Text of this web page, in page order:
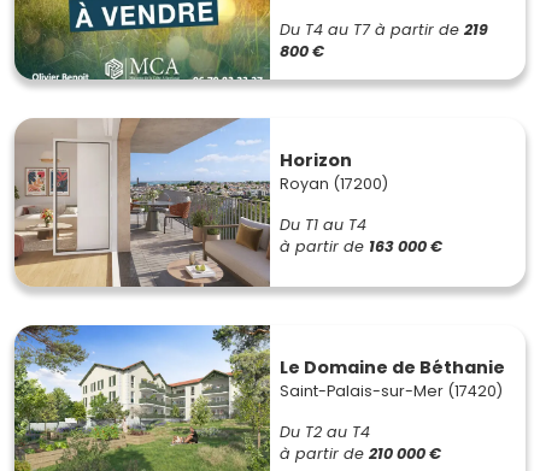
Du T4 au T7 à partir de 219
800 €
Horizon
Royan (17200)
Du T1 au T4
à partir de 163 000 €
Le Domaine de Béthanie
Saint-Palais-sur-Mer (17420)
Du T2 au T4
à partir de 210 000 €